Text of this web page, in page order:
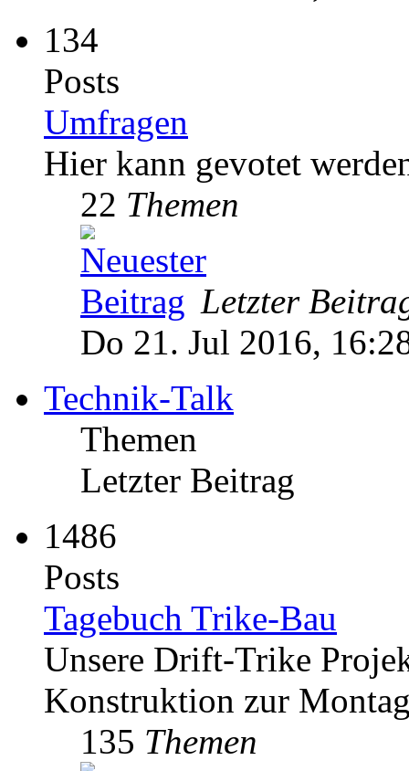
134
Posts
Umfragen
Hier kann gevotet
22 Themen
Letzter
Do 21. Jul 2016,
Technik-Talk
Themen
Letzter Beitrag
1486
Posts
Tagebuch Trike-Bau
Unsere Drift-Trike
Konstruktion zur
135 Themen